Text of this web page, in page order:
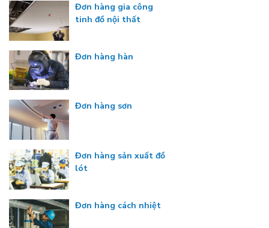
Đơn hàng gia công
tinh đồ nội thất
Đơn hàng hàn
Đơn hàng sơn
Đơn hàng sản xuất đồ
lót
Đơn hàng cách nhiệt